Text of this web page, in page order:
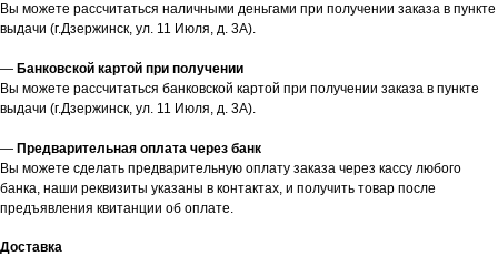
Вы можете рассчитаться наличными деньгами при получении заказа в пункте
выдачи (г.Дзержинск, ул. 11 Июля, д. 3А).
— Банковской картой при получении
Вы можете рассчитаться банковской картой при получении заказа в пункте
выдачи (г.Дзержинск, ул. 11 Июля, д. 3А).
— Предварительная оплата через банк
Вы можете сделать предварительную оплату заказа через кассу любого
банка, наши реквизиты указаны в контактах, и получить товар после
предъявления квитанции об оплате.
Доставка